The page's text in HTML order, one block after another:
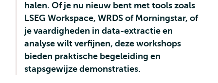
halen. Of je nu nieuw bent met tools zoals
LSEG Workspace, WRDS of Morningstar, of
je vaardigheden in data-extractie en
analyse wilt verfijnen, deze workshops
bieden praktische begeleiding en
stapsgewijze demonstraties.